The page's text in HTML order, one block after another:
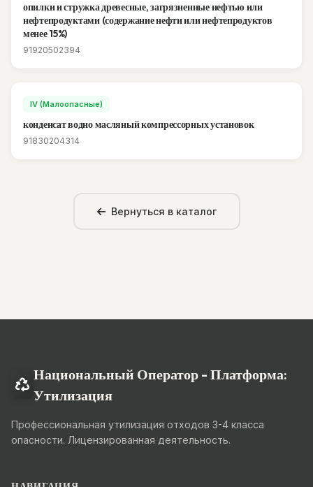
опилки и стружка древесные, загрязненные нефтью или
нефтепродуктами (содержание нефти или нефтепродуктов
менее 15%)
91920502394
IV (Малоопасные)
конденсат водно масляный компрессорных установок
91830204314
Вернуться в каталог
Национальный Оператор - Платформа:
Утилизация
Профессиональная утилизация отходов 3-4 класса
опасности. Лицензированная деятельность.